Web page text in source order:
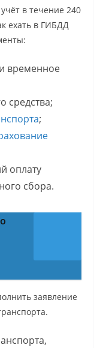
в течение 240
ехать в ГИБДД
временное
средства;
;
оплату
сбора.
заявление